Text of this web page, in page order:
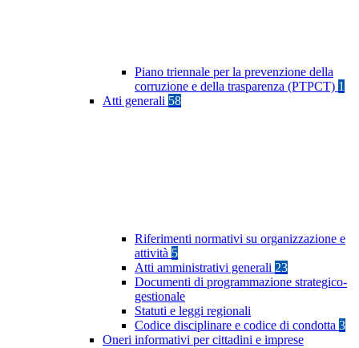
Piano triennale per la prevenzione della
corruzione e della trasparenza (PTPCT) 1
Atti generali 58
Riferimenti normativi su organizzazione e
attività 5
Atti amministrativi generali 23
Documenti di programmazione strategico-
gestionale
Statuti e leggi regionali
Codice disciplinare e codice di condotta 3
Oneri informativi per cittadini e imprese